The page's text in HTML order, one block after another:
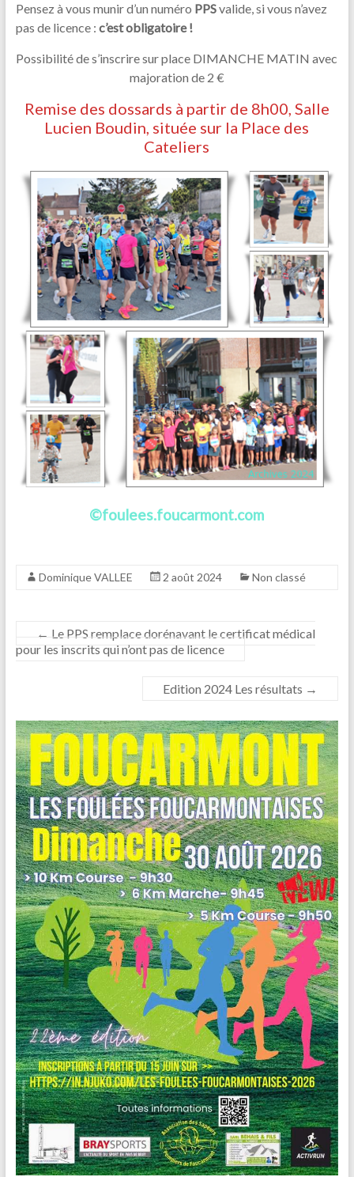
Pensez à vous munir d’un numéro PPSvalide, si vous n’avez
pas de licence : c’est obligatoire !
Possibilité de s’inscrire sur place DIMANCHE MATIN avec
majoration de 2 €
Remise des dossards à partir de 8h00, Salle
Lucien Boudin, située sur la Place des
Cateliers
©foulees.foucarmont.com
Dominique VALLEE 2 août 2024 Non classé
← Le PPS remplace dorénavant le certificat médical
pour les inscrits qui n’ont pas de licence
Edition 2024 Les résultats →